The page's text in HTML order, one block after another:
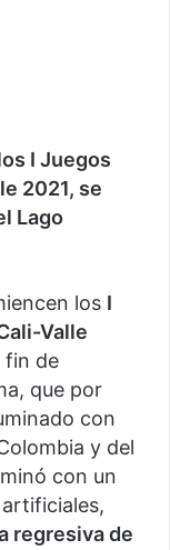
I Juegos
2021, se
Lago
los I
Valle
fin de
que por
con
y del
con un
regresiva de